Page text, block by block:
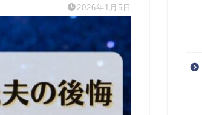
2026年1月5日